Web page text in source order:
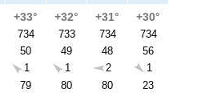
+33°
734
50
1
79
+32°
733
49
1
80
+31°
734
48
2
80
+30°
734
56
1
23